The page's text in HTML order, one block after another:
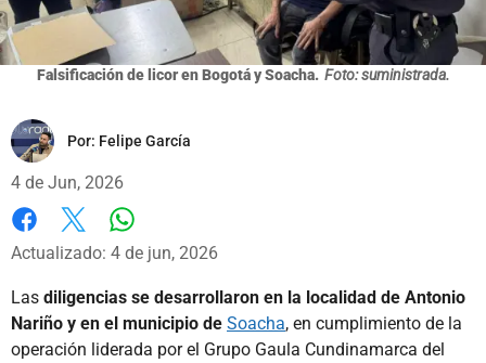
Falsificación de licor en Bogotá y Soacha. Foto: suministrada.
Por: Felipe García
4 de Jun, 2026
Facebook
X
Actualizado: 4 de jun, 2026
Las diligencias se desarrollaron en la localidad de Antonio
Nariño y en el municipio de Soacha, en cumplimiento de la
operación liderada por el Grupo Gaula Cundinamarca del